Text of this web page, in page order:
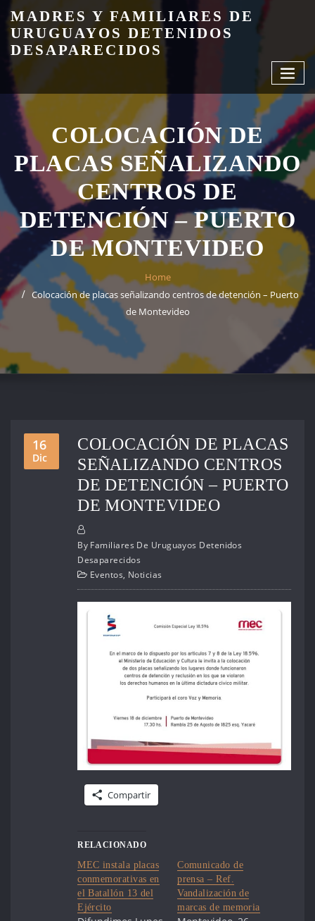
content
MADRES Y FAMILIARES DE
URUGUAYOS DETENIDOS
DESAPARECIDOS
COLOCACIÓN DE
PLACAS SEÑALIZANDO
CENTROS DE
DETENCIÓN – PUERTO
DE MONTEVIDEO
Home
Colocación de placas señalizando centros de detención – Puerto
de Montevideo
16
Dic
COLOCACIÓN DE PLACAS
SEÑALIZANDO CENTROS
DE DETENCIÓN – PUERTO
DE MONTEVIDEO
By Familiares De Uruguayos Detenidos
Desaparecidos
Eventos, Noticias
Compartir
RELACIONADO
MEC instala placas
conmemorativas en
el Batallón 13 del
Ejército
Comunicado de
prensa – Ref.
Vandalización de
marcas de memoria